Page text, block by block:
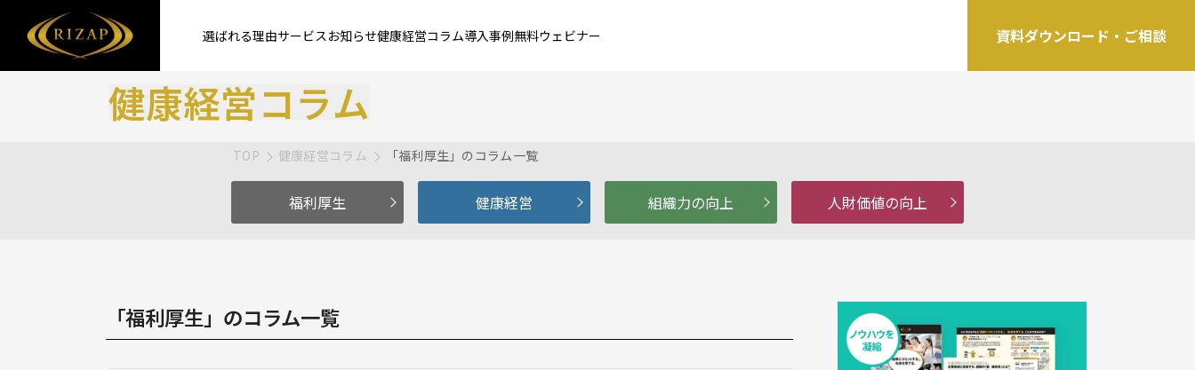
選ばれる理由サービスお知らせ健康経営コラム導入事例無料ウェビナー 資料ダウンロード・ご相談
健康経営コラム
TOP 健康経営コラム 「福利厚生」のコラム一覧
福利厚生 健康経営 組織力の向上 人財価値の向上
「福利厚生」のコラム一覧